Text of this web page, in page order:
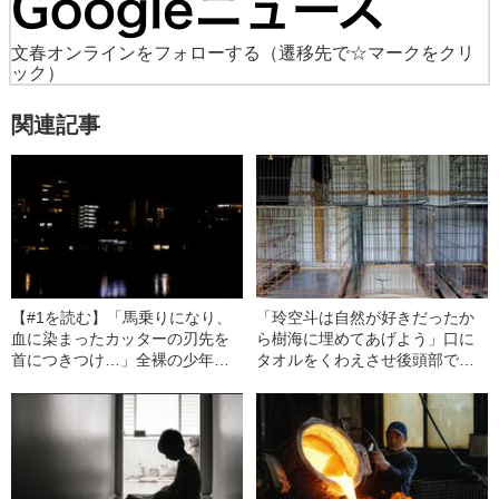
文春オンラインをフォローする
（遷移先で☆マークをクリ
ック）
関連記事
【#1を読む】「馬乗りになり、
血に染まったカッターの刃先を
首につきつけ…」全裸の少年を
た…“川崎中1男子殺害事件”の全
「玲空斗は自然が好きだったか
ら樹海に埋めてあげよう」口に
タオルをくわえさせ後頭部で縛